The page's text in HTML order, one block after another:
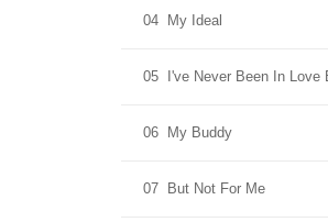
04 My Ideal
05 I've Never Been In Love
06 My Buddy
07 But Not For Me